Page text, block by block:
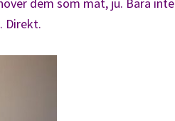
Direkt.